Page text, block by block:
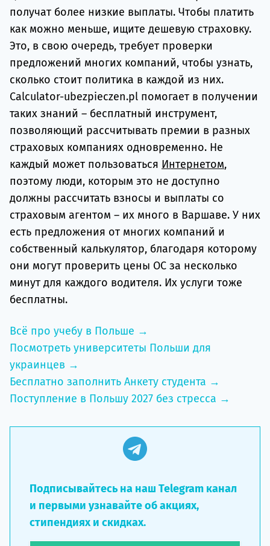
получат более низкие выплаты. Чтобы платить
как можно меньше, ищите дешевую страховку.
Это, в свою очередь, требует проверки
предложений многих компаний, чтобы узнать,
сколько стоит политика в каждой из них.
Calculator-ubezpieczen.pl помогает в получении
таких знаний – бесплатный инструмент,
позволяющий рассчитывать премии в разных
страховых компаниях одновременно. Не
каждый может пользоваться Интернетом,
поэтому люди, которым это не доступно
должны рассчитать взносы и выплаты со
страховым агентом – их много в Варшаве. У них
есть предложения от многих компаний и
собственный калькулятор, благодаря которому
они могут проверить цены OC за несколько
минут для каждого водителя. Их услуги тоже
бесплатны.
Всё про учебу в Польше →
Посмотреть университеты Польши для
украинцев →
Бесплатно заполнить Анкету студента →
Поступление в Польшу 2027 без стресса →
Подписывайтесь на наш Telegram канал
и первыми узнавайте об акциях,
стипендиях и скидках.